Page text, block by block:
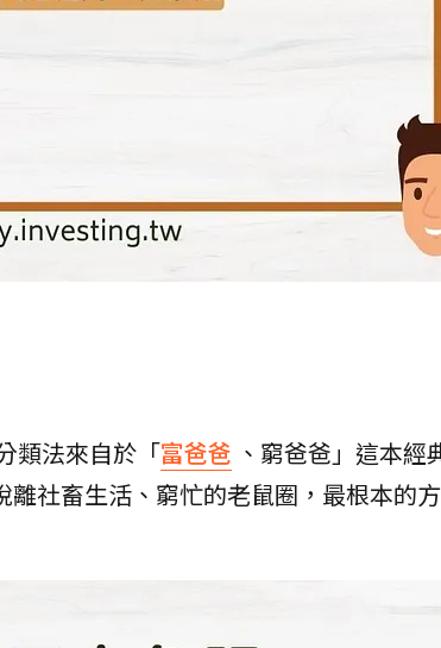
類法來自於「富爸爸 、窮爸爸」這本經
離社畜生活、窮忙的老鼠圈，最根本的